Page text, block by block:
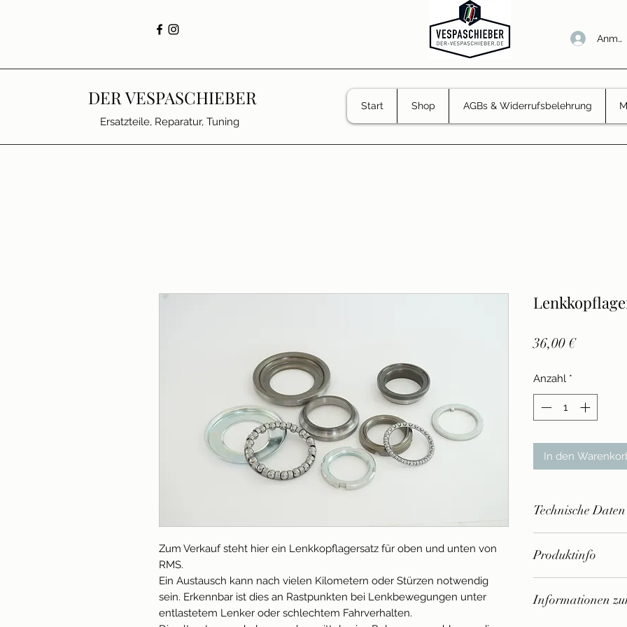
DER VESPASCHIEBER Start Shop AGBs & Widerrufsbelehrung
Ersatzteile, Reparatur, Tuning
Zum Verkauf steht hier ein Lenkkopflagersatz für oben und unten von
RMS.
Ein Austausch kann nach vielen Kilometern oder Stürzen notwendig
sein. Erkennbar ist dies an Rastpunkten bei Lenkbewegungen unter
entlastetem Lenker oder schlechtem Fahrverhalten.
36,00 €Preis
Anzahl *
In den
Technische Daten
XL/​125 GT-TS/​
180 SS/​Rally/​
'11/​T5/​Cosa
Produktinfo
StVZO nicht
Informationen